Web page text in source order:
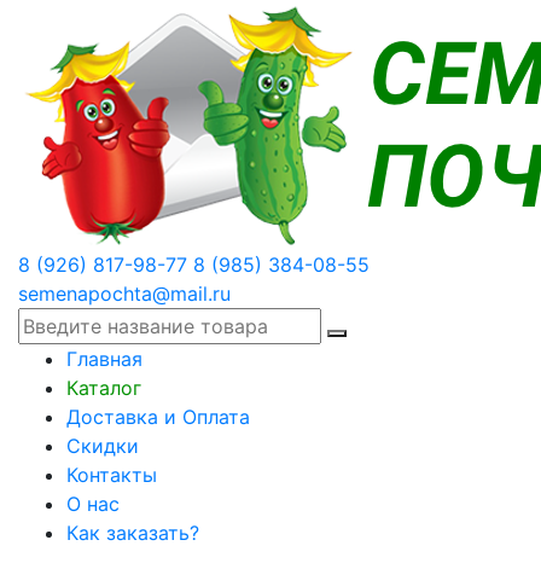
8 (926) 817-98-77 8 (985) 384-08-55
semenapochta@mail.ru
Главная
Каталог
Доставка и Оплата
Скидки
Контакты
О нас
Как заказать?